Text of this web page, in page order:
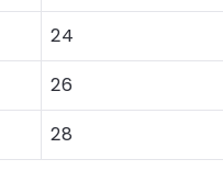
24
26
28